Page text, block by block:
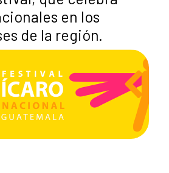
en los
de la región.